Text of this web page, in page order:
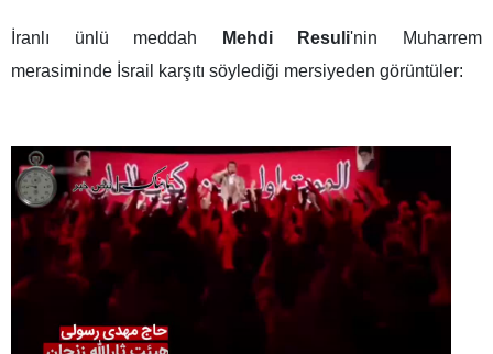
İranlı ünlü meddah Mehdi Resuli'nin Muharrem
merasiminde İsrail karşıtı söylediği mersiyeden görüntüler: